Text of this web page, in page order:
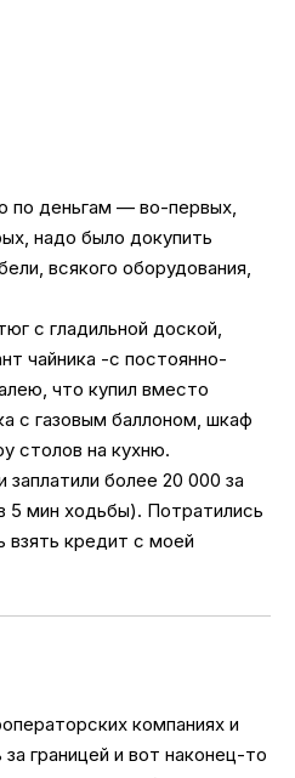
по деньгам — во-первых,
надо было докупить
всякого оборудования,
с гладильной доской,
чайника -с постоянно-
что купил вместо
с газовым баллоном, шкаф
столов на кухню.
заплатили более 20 000 за
5 мин ходьбы). Потратились
взять кредит с моей
компаниях и
границей и вот наконец-то